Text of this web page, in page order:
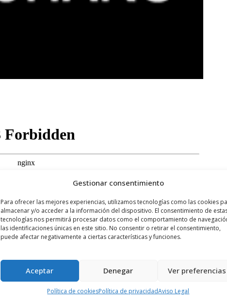
Gestionar consentimiento
Para ofrecer las mejores experiencias, utilizamos tecnologías como las cookies
almacenar y/o acceder a la información del dispositivo. El consentimiento de
tecnologías nos permitirá procesar datos como el comportamiento de
las identificaciones únicas en este sitio. No consentir o retirar el consentimiento,
puede afectar negativamente a ciertas características y funciones.
Aceptar Denegar Ver preferencias
Política de cookiesPolítica de privacidadAviso Legal